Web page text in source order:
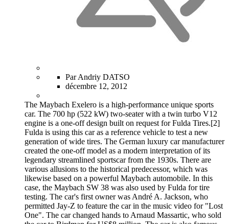
Par Andriy DATSO
décembre 12, 2012
The Maybach Exelero is a high-performance unique sports
car. The 700 hp (522 kW) two-seater with a twin turbo V12
engine is a one-off design built on request for Fulda Tires.[2]
Fulda is using this car as a reference vehicle to test a new
generation of wide tires. The German luxury car manufacturer
created the one-off model as a modern interpretation of its
legendary streamlined sportscar from the 1930s. There are
various allusions to the historical predecessor, which was
likewise based on a powerful Maybach automobile. In this
case, the Maybach SW 38 was also used by Fulda for tire
testing. The car's first owner was André A. Jackson, who
permitted Jay-Z to feature the car in the music video for "Lost
One". The car changed hands to Arnaud Massartic, who sold